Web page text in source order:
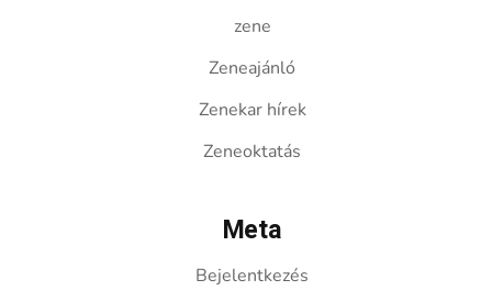
zene
Zeneajánló
Zenekar hírek
Zeneoktatás
Meta
Bejelentkezés